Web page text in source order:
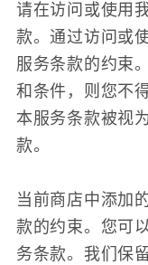
请在访问或使用
款。通过访问或
服务条款的约束
和条件，则您不
本服务条款被视
款。
当前商店中添加
款的约束。您可
务条款。我们保